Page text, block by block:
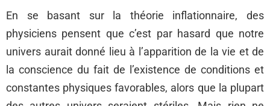
En se basant sur la théorie inflationnaire, des
physiciens pensent que c’est par hasard que notre
univers aurait donné lieu à l’apparition de la vie et de
la conscience du fait de l’existence de conditions et
constantes physiques favorables, alors que la plupart